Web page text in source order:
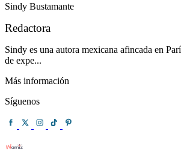
Sindy Bustamante
Redactora
Sindy es una autora mexicana afincada en
de expe...
Más información
Síguenos